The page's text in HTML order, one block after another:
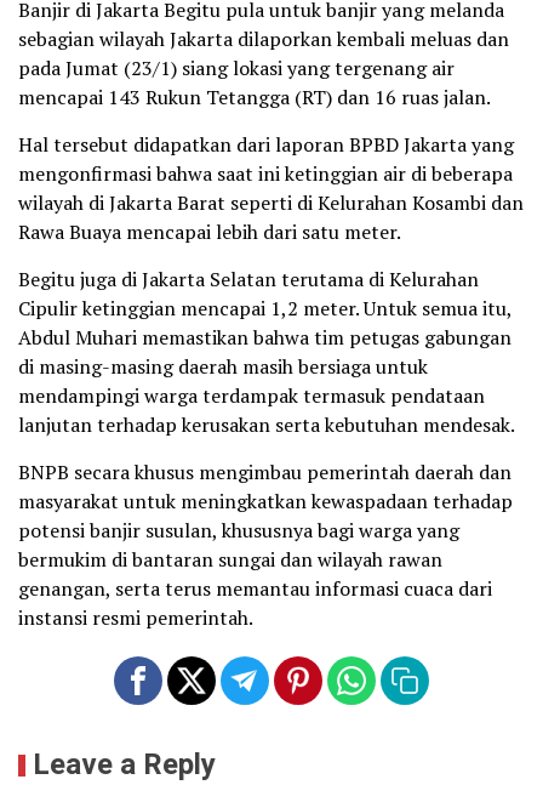
Banjir di Jakarta Begitu pula untuk banjir yang melanda
sebagian wilayah Jakarta dilaporkan kembali meluas dan
pada Jumat (23/1) siang lokasi yang tergenang air
mencapai 143 Rukun Tetangga (RT) dan 16 ruas jalan.
Hal tersebut didapatkan dari laporan BPBD Jakarta yang
mengonfirmasi bahwa saat ini ketinggian air di beberapa
wilayah di Jakarta Barat seperti di Kelurahan Kosambi dan
Rawa Buaya mencapai lebih dari satu meter.
Begitu juga di Jakarta Selatan terutama di Kelurahan
Cipulir ketinggian mencapai 1,2 meter. Untuk semua itu,
Abdul Muhari memastikan bahwa tim petugas gabungan
di masing-masing daerah masih bersiaga untuk
mendampingi warga terdampak termasuk pendataan
lanjutan terhadap kerusakan serta kebutuhan mendesak.
BNPB secara khusus mengimbau pemerintah daerah dan
masyarakat untuk meningkatkan kewaspadaan terhadap
potensi banjir susulan, khususnya bagi warga yang
bermukim di bantaran sungai dan wilayah rawan
genangan, serta terus memantau informasi cuaca dari
instansi resmi pemerintah.
Leave a Reply